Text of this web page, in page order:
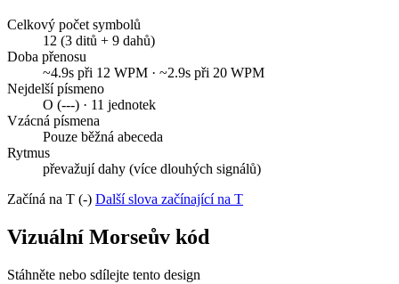
Celkový počet symbolů
12 (3 ditů + 9 dahů)
Doba přenosu
~4.9s při 12 WPM · ~2.9s při 20 WPM
Nejdelší písmeno
O (---) · 11 jednotek
Vzácná písmena
Pouze běžná abeceda
Rytmus
převažují dahy (více dlouhých signálů)
Začíná na T (-) Další slova začínající na T
Vizuální Morseův kód
Stáhněte nebo sdílejte tento design